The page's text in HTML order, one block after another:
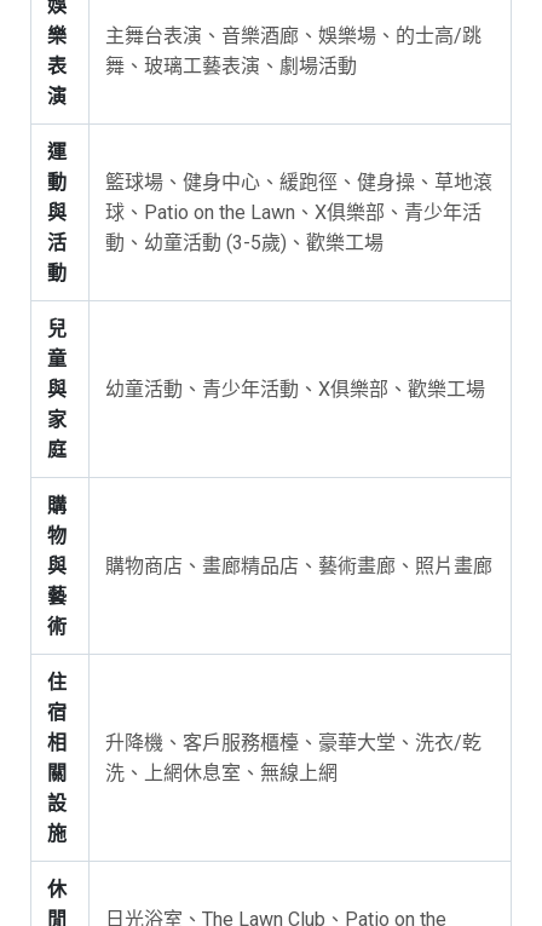
娛
樂
表
演
主舞台表演、音樂酒廊、娛樂場、的士高/跳
舞、玻璃工藝表演、劇場活動
運
動
與
活
動
籃球場、健身中心、緩跑徑、健身操、草地滾
球、Patio on the Lawn、X俱樂部、青少年活
動、幼童活動 (3-5歲)、歡樂工場
兒
童
與
家
庭
幼童活動、青少年活動、X俱樂部、歡樂工場
購
物
與
藝
術
購物商店、畫廊精品店、藝術畫廊、照片畫廊
住
宿
相
關
設
施
升降機、客戶服務櫃檯、豪華大堂、洗衣/乾
洗、上網休息室、無線上網
休
閒
日光浴室、The Lawn Club、Patio on the